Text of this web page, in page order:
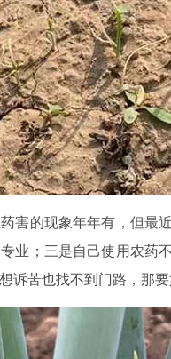
害的现象年年有，但最
业；三是自己使用农药
诉苦也找不到门路，那